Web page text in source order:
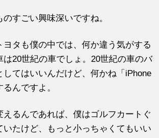
すごい興味深いですね。
ヨタも僕の中では、何か違う気がする
は20世紀の車でしょ。20世紀の車のバ
してはいいんだけど、何かね「iPhone
んですよ。
えるんであれば、僕はゴルフカートぐ
いたけど、もっと小っちゃくてもいい